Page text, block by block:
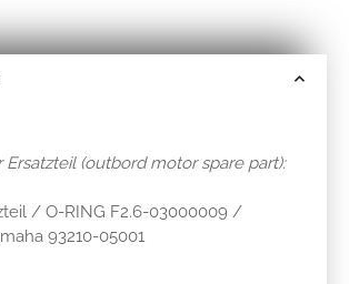
(outbord motor spare part):
/ O-RING F2.6-03000009 /
93210-05001